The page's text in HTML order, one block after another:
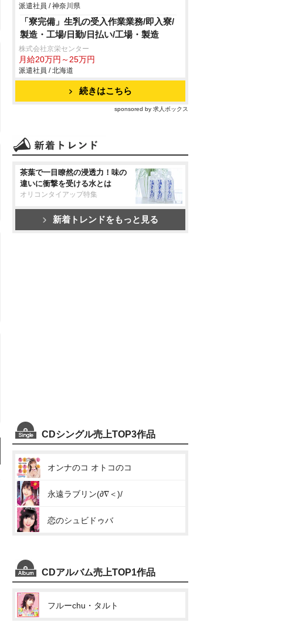
派遣社員 / 神奈川県
「寮完備」生乳の受入作業業務/即入寮/
製造・工場/日勤/日払い/工場・製造
株式会社京栄センター
月給20万円～25万円
派遣社員 / 北海道
続きはこちら
sponsored by 求人ボックス
茶葉で一目瞭然の浸透力！味の
違いに衝撃を受ける水とは
オリコンタイアップ特集
新着トレンドをもっと見る
CDシングル売上TOP3作品
オンナのコ オトコのコ
永遠ラブリン(∂∇＜)/
恋のシュビドゥバ
CDアルバム売上TOP1作品
フルーchu・タルト